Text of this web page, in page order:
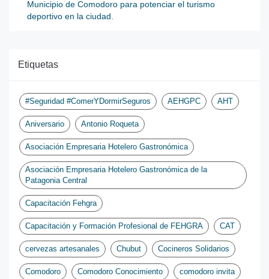
Municipio de Comodoro para potenciar el turismo
deportivo en la ciudad.
Etiquetas
#Seguridad #ComerYDormirSeguros AEHGPC AHT
Aniversario Antonio Roqueta
Asociación Empresaria Hotelero Gastronómica
Asociación Empresaria Hotelero Gastronómica de la
Patagonia Central
Capacitación Fehgra
Capacitación y Formación Profesional de FEHGRA CAT
cervezas artesanales Chubut Cocineros Solidarios
Comodoro Comodoro Conocimiento comodoro invita